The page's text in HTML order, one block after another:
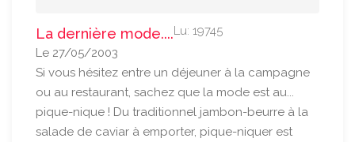
La dernière mode....Lu: 19745
Le 27/05/2003
Si vous hésitez entre un déjeuner à la campagne
ou au restaurant, sachez que la mode est au...
pique-nique ! Du traditionnel jambon-beurre à la
salade de caviar à emporter, pique-niquer est